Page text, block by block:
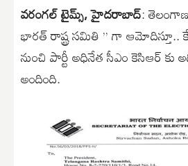
వరంగల్ టైమ్స్, హైదరాబాద్: తెలంగాణ
భారత్ రాష్ట్ర సమితి ” గా ఆమోదిస్తూ..
నుంచి పార్టీ అధినేత సీఎం కెసిఆర్
అందింది.